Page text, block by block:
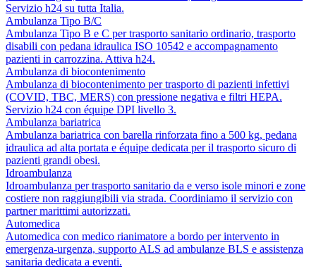
Servizio h24 su tutta Italia.
Ambulanza Tipo B/C
Ambulanza Tipo B e C per trasporto sanitario ordinario, trasporto
disabili con pedana idraulica ISO 10542 e accompagnamento
pazienti in carrozzina. Attiva h24.
Ambulanza di biocontenimento
Ambulanza di biocontenimento per trasporto di pazienti infettivi
(COVID, TBC, MERS) con pressione negativa e filtri HEPA.
Servizio h24 con équipe DPI livello 3.
Ambulanza bariatrica
Ambulanza bariatrica con barella rinforzata fino a 500 kg, pedana
idraulica ad alta portata e équipe dedicata per il trasporto sicuro di
pazienti grandi obesi.
Idroambulanza
Idroambulanza per trasporto sanitario da e verso isole minori e zone
costiere non raggiungibili via strada. Coordiniamo il servizio con
partner marittimi autorizzati.
Automedica
Automedica con medico rianimatore a bordo per intervento in
emergenza-urgenza, supporto ALS ad ambulanze BLS e assistenza
sanitaria dedicata a eventi.